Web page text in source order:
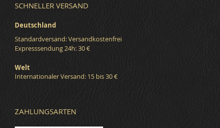
SCHNELLER VERSAND
Deutschland
Standardversand: Versandkostenfrei
Expresssendung 24h: 30 €
Welt
Internationaler Versand: 15 bis 30 €
ZAHLUNGSARTEN